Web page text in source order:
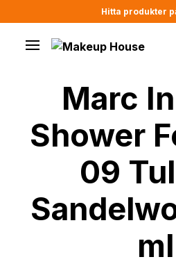
Hitta produkter
Marc
Shower
09
ml